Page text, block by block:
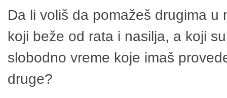
Da li voliš da pomažeš drugima
koji beže od rata i nasilja, a koji
slobodno vreme koje imaš
druge?